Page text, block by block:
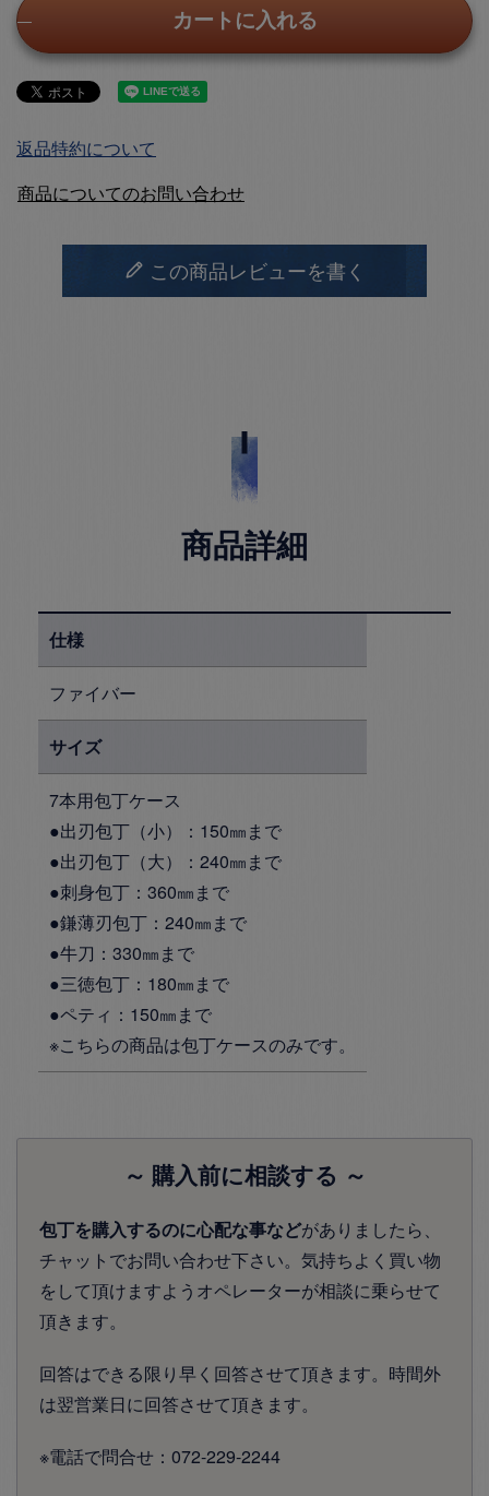
カートに入れる
返品特約について
商品についてのお問い合わせ
この商品レビューを書く
商品詳細
仕様
ファイバー
サイズ
7本用包丁ケース
●出刃包丁（小）：150㎜まで
●出刃包丁（大）：240㎜まで
●刺身包丁：360㎜まで
●鎌薄刃包丁：240㎜まで
●牛刀：330㎜まで
●三徳包丁：180㎜まで
●ペティ：150㎜まで
※こちらの商品は包丁ケースのみです。
～ 購入前に相談する ～
包丁を購入するのに心配な事などがありましたら、
チャットでお問い合わせ下さい。気持ちよく買い物
をして頂けますようオペレーターが相談に乗らせて
頂きます。
回答はできる限り早く回答させて頂きます。時間外
は翌営業日に回答させて頂きます。
※電話で問合せ：072-229-2244